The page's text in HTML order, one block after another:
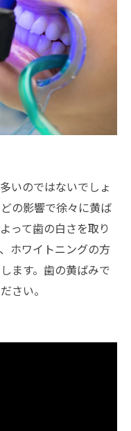
いのではないでしょ
の影響で徐々に黄ば
って歯の白さを取り
ホワイトニングの方
ます。歯の黄ばみで
さい。